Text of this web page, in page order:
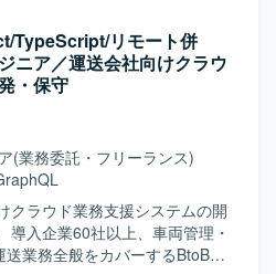
TypeScript/リモート併
ニア／運送会社向けクラウ
・保守
(業務委託・フリーランス)
クラウド業務支援システムの開
導入企業60社以上、車両管理・
業務全般をカバーするBtoB